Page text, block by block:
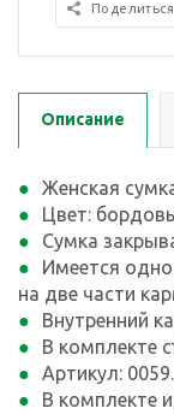
Поделиться
Описание
Женская
Цвет:
Сумка
Имеется
на две части
Внутренний
В комплекте
Артикул: 0059.
В комплекте